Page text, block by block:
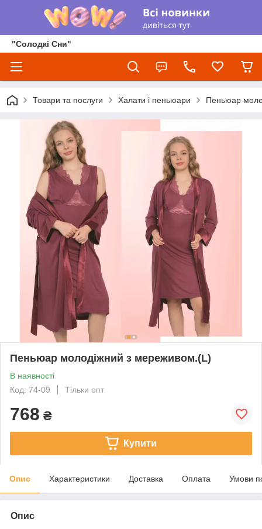
"Солодкі Сни"
Товари та послуги Халати і пеньюари Пеньюар
Пеньюар молодіжний з мереживом.(L)
В наявності
Код: 74-09
Тільки опт
768 ₴
Купити
Опис Характеристики Доставка Оплата Умови
Опис